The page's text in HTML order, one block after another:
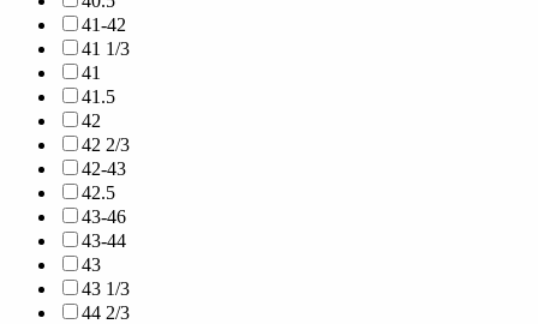
41-42
41 1/3
41
41.5
42
42 2/3
42-43
42.5
43-46
43-44
43
43 1/3
44 2/3